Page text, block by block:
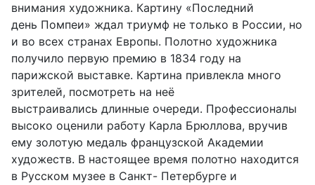
внимания художника. Картину «Последний
день Помпеи» ждал триумф не только в России, но
и во всех странах Европы. Полотно художника
получило первую премию в 1834 году на
парижской выставке. Картина привлекла много
зрителей, посмотреть на неё
выстраивались длинные очереди. Профессионалы
высоко оценили работу Карла Брюллова, вручив
ему золотую медаль французской Академии
художеств. В настоящее время полотно находится
в Русском музее в Санкт- Петербурге и